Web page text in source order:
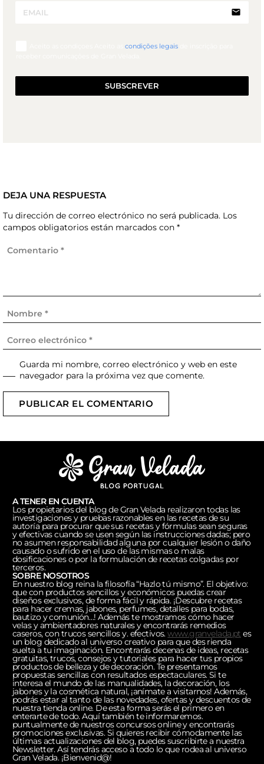
email
condições legais
SUBSCREVER
DEJA UNA RESPUESTA
Tu dirección de correo electrónico no será publicada. Los
campos obligatorios están marcados con *
Guarda mi nombre, correo electrónico y web en este
navegador para la próxima vez que comente.
PUBLICAR EL COMENTARIO
A TENER EN CUENTA
Los propietarios del blog de Gran Velada realizaron todas las
investigaciones y pruebas razonables en las recetas de su
autoría para procurar que sus recetas y fórmulas sean seguras
y efectivas cuando se usen según las instrucciones dadas; pero
no asumen responsabilidad alguna por cualquier lesión o daño
causado o sufrido en el uso de las mismas o malas
dosificaciones o por la formulación de recetas colgadas por
terceros.
SOBRE NOSOTROS
En nuestro blog reina la filosofía “Hazlo tú mismo”. El objetivo:
que con productos sencillos y económicos puedas crear
diseños exclusivos, de forma fácil y rápida. ¡Descubre recetas
para hacer cremas, jabones, perfumes, detalles para bodas,
bautizo y comunión…! Además te mostramos cómo hacer
velas y ambientadores naturales y encontrarás remedios
caseros, con trucos sencillos y. efectivos.www.granvelada.pt es
un blog dedicado al universo creativo para que des rienda
suelta a tu imaginación. Encontrarás decenas de ideas, recetas
gratuitas, trucos, consejos y tutoriales para hacer tus propios
productos de belleza y de decoración. Te presentamos
propuestas sencillas con resultados espectaculares. Si te
interesa el mundo de las manualidades, la decoración, los
jabones y la cosmética natural, ¡anímate a visitarnos! Además,
podrás estar al tanto de las novedades, ofertas y descuentos de
nuestra tienda online. De esta forma serás el primero en
enterarte de todo. Aquí también te informaremos.
puntualmente de nuestros concursos online y encontrarás
promociones exclusivas. Si quieres recibir cómodamente las
últimas actualizaciones del blog, puedes suscribirte a nuestra
Newsletter. Así tendrás acceso a todo lo que rodea al universo
Gran Velada. ¡Bienvenid@!